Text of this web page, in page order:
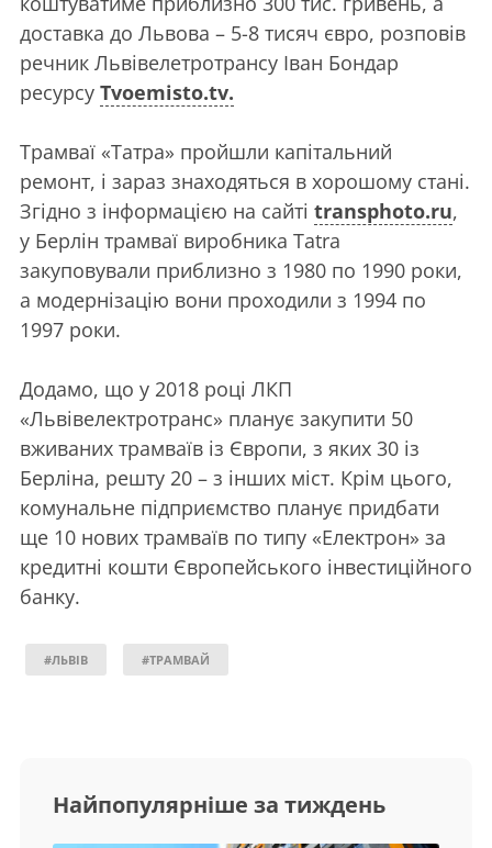
доставка до Львова – 5-8 тисяч євро, розповів
речник Львівелетротрансу Іван Бондар
ресурсу Tvoemisto.tv.
Трамваї «Татра» пройшли капітальний
ремонт, і зараз знаходяться в хорошому стані.
Згідно з інформацією на сайті transphoto.ru,
у Берлін трамваї виробника Tatra
закуповували приблизно з 1980 по 1990 роки,
а модернізацію вони проходили з 1994 по
1997 роки.
Додамо, що у 2018 році ЛКП
«Львівелектротранс» планує закупити 50
вживаних трамваїв із Європи, з яких 30 із
Берліна, решту 20 – з інших міст. Крім цього,
комунальне підприємство планує придбати
ще 10 нових трамваїв по типу «Електрон» за
кредитні кошти Європейського інвестиційного
банку.
#ЛЬВІВ #ТРАМВАЙ
Найпопулярніше за тиждень